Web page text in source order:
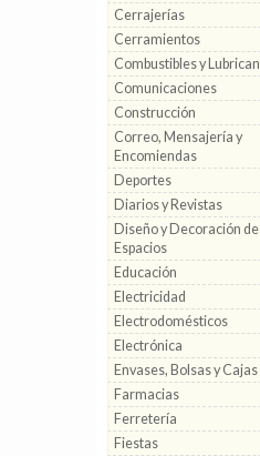
Cerrajerías
Cerramientos
Combustibles y
Comunicaciones
Construcción
Correo, Mensajería y
Encomiendas
Deportes
Diarios y Revistas
Diseño y Decoración de
Espacios
Educación
Electricidad
Electrodomésticos
Electrónica
Envases, Bolsas y Cajas
Farmacias
Ferretería
Fiestas